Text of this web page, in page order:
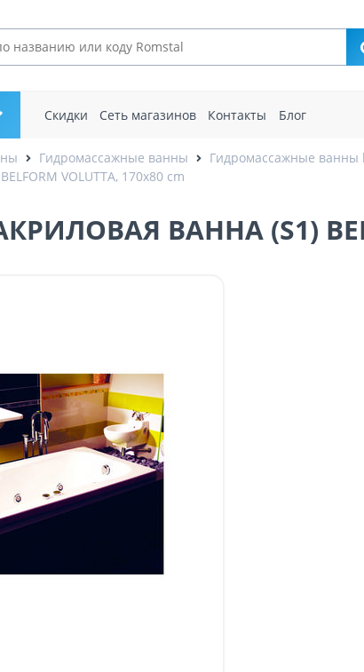
Скидки Сеть магазинов Контакты Блог
Гидромассажные ванны
Гидромассажные ванны
VOLUTTA, 170x80 cm
ВАННА (S1)